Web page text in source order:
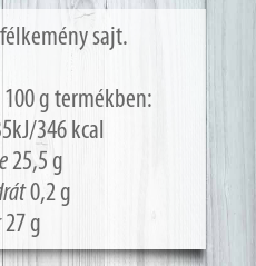
sajt.
g termékben:
346 kcal
25,5 g
0,2 g
27 g